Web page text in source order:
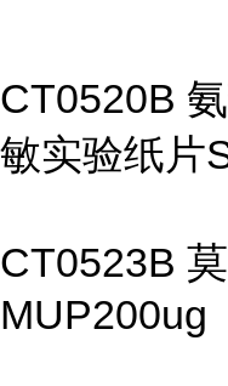
CT0520B
敏实验纸片
CT0523B
MUP200ug